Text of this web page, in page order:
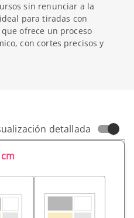
sin renunciar a la
para tiradas con
ofrece un proceso
con cortes precisos y
detallada